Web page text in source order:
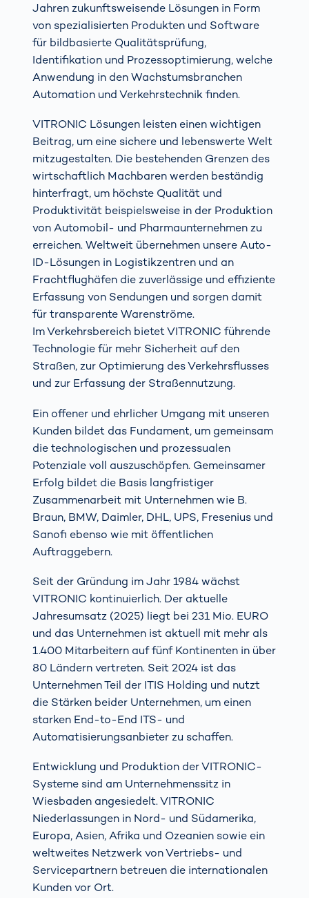
Jahren zukunftsweisende Lösungen in Form
von spezialisierten Produkten und Software
für bildbasierte Qualitätsprüfung,
Identifikation und Prozessoptimierung, welche
Anwendung in den Wachstumsbranchen
Automation und Verkehrstechnik finden.
VITRONIC Lösungen leisten einen wichtigen
Beitrag, um eine sichere und lebenswerte Welt
mitzugestalten. Die bestehenden Grenzen des
wirtschaftlich Machbaren werden beständig
hinterfragt, um höchste Qualität und
Produktivität beispielsweise in der Produktion
von Automobil- und Pharmaunternehmen zu
erreichen. Weltweit übernehmen unsere Auto-
ID-Lösungen in Logistikzentren und an
Frachtflughäfen die zuverlässige und effiziente
Erfassung von Sendungen und sorgen damit
für transparente Warenströme.
Im Verkehrsbereich bietet VITRONIC führende
Technologie für mehr Sicherheit auf den
Straßen, zur Optimierung des Verkehrsflusses
und zur Erfassung der Straßennutzung.
Ein offener und ehrlicher Umgang mit unseren
Kunden bildet das Fundament, um gemeinsam
die technologischen und prozessualen
Potenziale voll auszuschöpfen. Gemeinsamer
Erfolg bildet die Basis langfristiger
Zusammenarbeit mit Unternehmen wie B.
Braun, BMW, Daimler, DHL, UPS, Fresenius und
Sanofi ebenso wie mit öffentlichen
Auftraggebern.
Seit der Gründung im Jahr 1984 wächst
VITRONIC kontinuierlich. Der aktuelle
Jahresumsatz (2025) liegt bei 231 Mio. EURO
und das Unternehmen ist aktuell mit mehr als
1.400 Mitarbeitern auf fünf Kontinenten in über
80 Ländern vertreten. Seit 2024 ist das
Unternehmen Teil der ITIS Holding und nutzt
die Stärken beider Unternehmen, um einen
starken End-to-End ITS- und
Automatisierungsanbieter zu schaffen.
Entwicklung und Produktion der VITRONIC-
Systeme sind am Unternehmenssitz in
Wiesbaden angesiedelt. VITRONIC
Niederlassungen in Nord- und Südamerika,
Europa, Asien, Afrika und Ozeanien sowie ein
weltweites Netzwerk von Vertriebs- und
Servicepartnern betreuen die internationalen
Kunden vor Ort.